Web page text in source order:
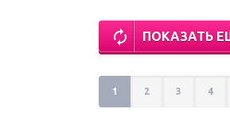
ПОКАЗАТЬ
1 2 3 4